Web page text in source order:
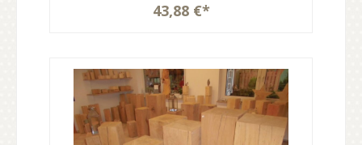
43,88 €*